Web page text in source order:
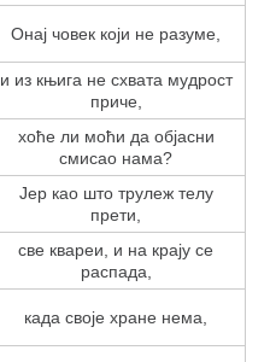
Онај човек који не разуме,
и из књига не схвата мудрост
приче,
хоће ли моћи да објасни
смисао нама?
Јер као што трулеж телу
прети,
све квареи, и на крају се
распада,
када своје хране нема,